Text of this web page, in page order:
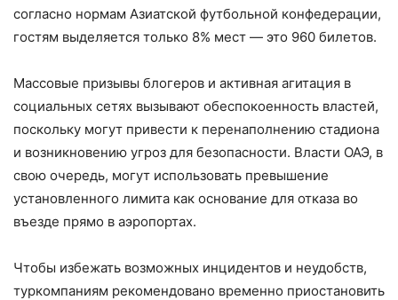
согласно нормам Азиатской футбольной конфедерации,
гостям выделяется только 8% мест — это 960 билетов.
Массовые призывы блогеров и активная агитация в
социальных сетях вызывают обеспокоенность властей,
поскольку могут привести к перенаполнению стадиона
и возникновению угроз для безопасности. Власти ОАЭ, в
свою очередь, могут использовать превышение
установленного лимита как основание для отказа во
въезде прямо в аэропортах.
Чтобы избежать возможных инцидентов и неудобств,
туркомпаниям рекомендовано временно приостановить